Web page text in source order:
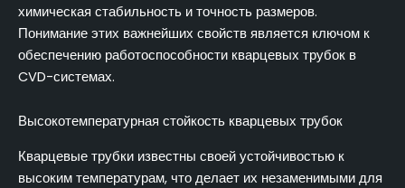
химическая стабильность и точность размеров.
Понимание этих важнейших свойств является ключом к
обеспечению работоспособности кварцевых трубок в
CVD-системах.
Высокотемпературная стойкость кварцевых трубок
Кварцевые трубки известны своей устойчивостью к
высоким температурам, что делает их незаменимыми для